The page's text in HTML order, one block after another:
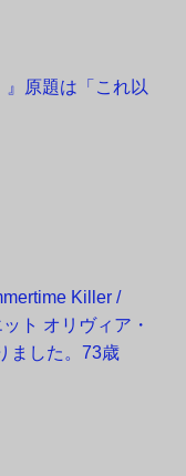
』原題は「これ以
Killer /
ト オリヴィア・
ました。73歳